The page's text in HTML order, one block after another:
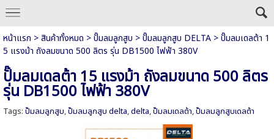
หน้าแรก >สินค้าทั้งหมด >ปั๊มลมลูกสูบ >ปั๊มลมลูกสูบ DELTA>ปั๊มลมเดลต้า 1
5 แรงม้า ถังลมขนาด 500 ลิตร รุ่น DB1500 ไฟฟ้า 380V
ปั๊มลมเดลต้า 15 แรงม้า ถังลมขนาด 500 ลิตร
รุ่น DB1500 ไฟฟ้า 380V
Tags: ปั๊มลมลูกสูบ,ปั๊มลมลูกสูบ delta,delta,ปั๊มลมเดลต้า,ปั๊มลมลูกสูบเดลต้า